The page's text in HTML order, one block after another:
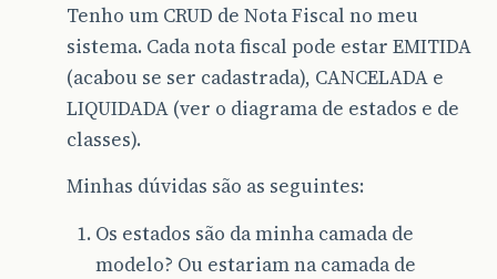
Tenho um CRUD de Nota Fiscal no meu
sistema. Cada nota fiscal pode estar EMITIDA
(acabou se ser cadastrada), CANCELADA e
LIQUIDADA (ver o diagrama de estados e de
classes).
Minhas dúvidas são as seguintes:
Os estados são da minha camada de
modelo? Ou estariam na camada de